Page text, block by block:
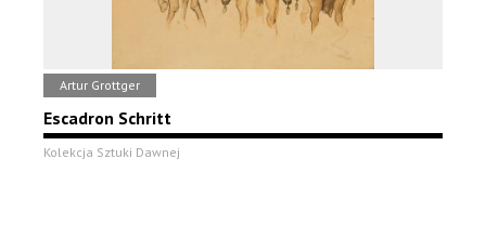
Artur Grottger
Escadron Schritt
Kolekcja Sztuki Dawnej